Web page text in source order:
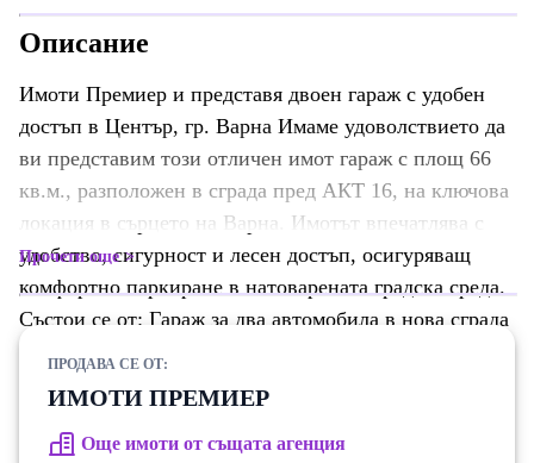
Описание
Имоти Премиер и представя двоен гараж с удобен
достъп в Център, гр. Варна Имаме удоволствието да
ви представим този отличен имот гараж с площ 66
кв.м., разположен в сграда пред АКТ 16, на ключова
локация в сърцето на Варна. Имотът впечатлява с
удобство, сигурност и лесен достъп, осигуряващ
комфортно паркиране в натоварената градска среда.
Състои се от: Гараж за два автомобила в нова сграда
маневриране ↔️ Локация: Варна, Център 📍 Имотът
Прочети още
ПРОДАВА СЕ ОТ:
ИМОТИ ПРЕМИЕР
Още имоти от същата агенция